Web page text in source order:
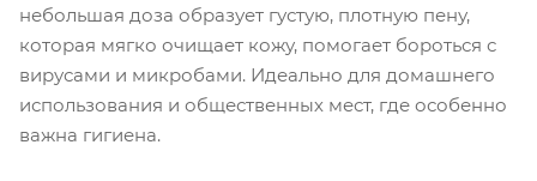
небольшая доза образует густую, плотную пену,
которая мягко очищает кожу, помогает бороться с
вирусами и микробами. Идеально для домашнего
использования и общественных мест, где особенно
важна гигиена.